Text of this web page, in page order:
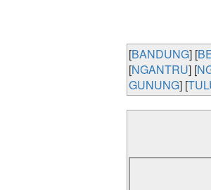
[BANDUNG] [
[NGANTRU] [
GUNUNG] [